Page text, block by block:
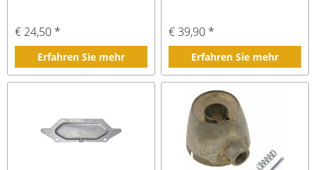
€ 24,50 *
Erfahren Sie mehr
€ 39,90 *
Erfahren Sie mehr